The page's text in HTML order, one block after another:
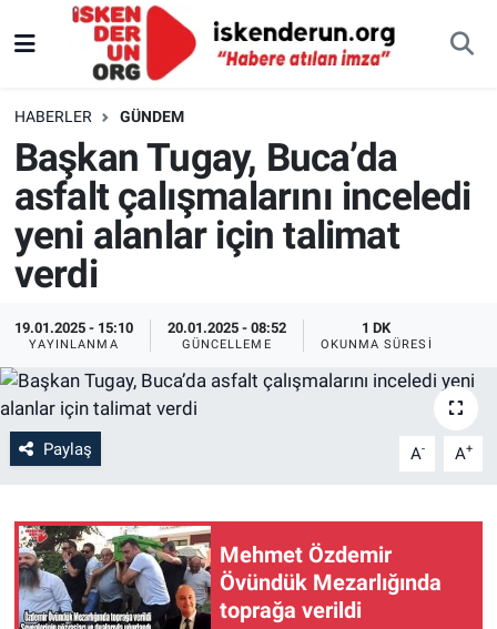
HABERLER GÜNDEM
Başkan Tugay, Buca’da
asfalt çalışmalarını inceledi
yeni alanlar için talimat
verdi
19.01.2025 - 15:10
YAYINLANMA
20.01.2025 - 08:52
GÜNCELLEME
1 DK
OKUNMA SÜRESI
Paylaş A- A+
Mehmet Özdemir
Övündük Mezarlığında
toprağa verildi